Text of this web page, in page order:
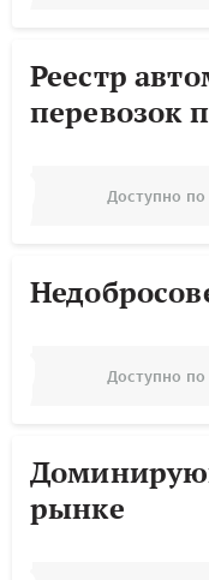
Реестр
перевозок
Доступно по
Доступно по
рынке